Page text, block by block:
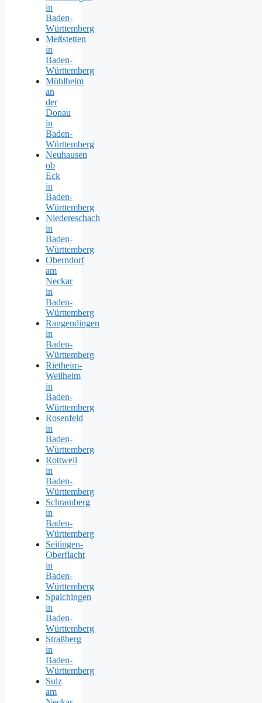
in
Baden-
Württemberg
Meßstetten
in
Baden-
Württemberg
Mühlheim
an
der
Donau
in
Baden-
Württemberg
Neuhausen
ob
Eck
in
Baden-
Württemberg
Niedereschach
in
Baden-
Württemberg
Oberndorf
am
Neckar
in
Baden-
Württemberg
Rangendingen
in
Baden-
Württemberg
Rietheim-
Weilheim
in
Baden-
Württemberg
Rosenfeld
in
Baden-
Württemberg
Rottweil
in
Baden-
Württemberg
Schramberg
in
Baden-
Württemberg
Seitingen-
Oberflacht
in
Baden-
Württemberg
Spaichingen
in
Baden-
Württemberg
Straßberg
in
Baden-
Württemberg
Sulz
am